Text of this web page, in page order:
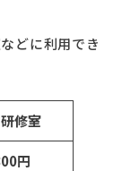
どに利用でき
修室
円